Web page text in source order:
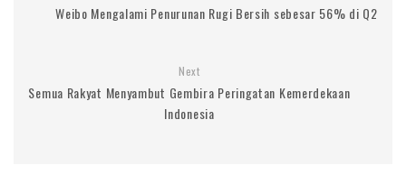
Weibo Mengalami Penurunan Rugi Bersih sebesar 56% di Q2
Next
Semua Rakyat Menyambut Gembira Peringatan Kemerdekaan
Indonesia